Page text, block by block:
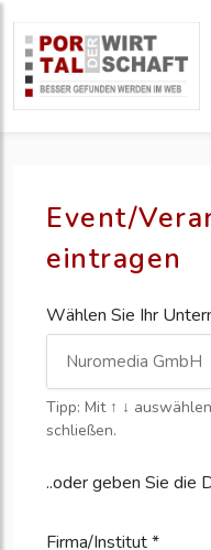
Event/
eintragen
Wählen Sie Ihr
Tipp: Mit ↑ ↓
schließen.
..oder geben Sie die
Firma/Institut *